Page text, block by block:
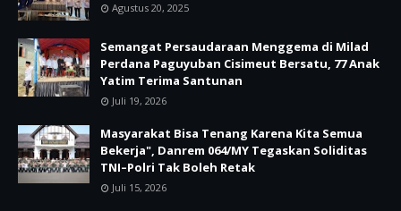
Agustus 20, 2025
Semangat Persaudaraan Menggema di Milad
Perdana Paguyuban Cisimeut Bersatu, 77 Anak
Yatim Terima Santunan
Juli 19, 2026
Masyarakat Bisa Tenang Karena Kita Semua
Bekerja", Danrem 064/MY Tegaskan Soliditas
TNI–Polri Tak Boleh Retak
Juli 15, 2026